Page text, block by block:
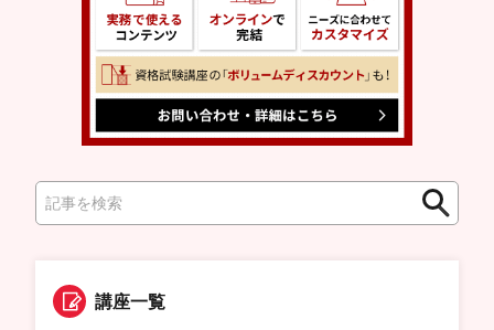
索
検
講座一覧